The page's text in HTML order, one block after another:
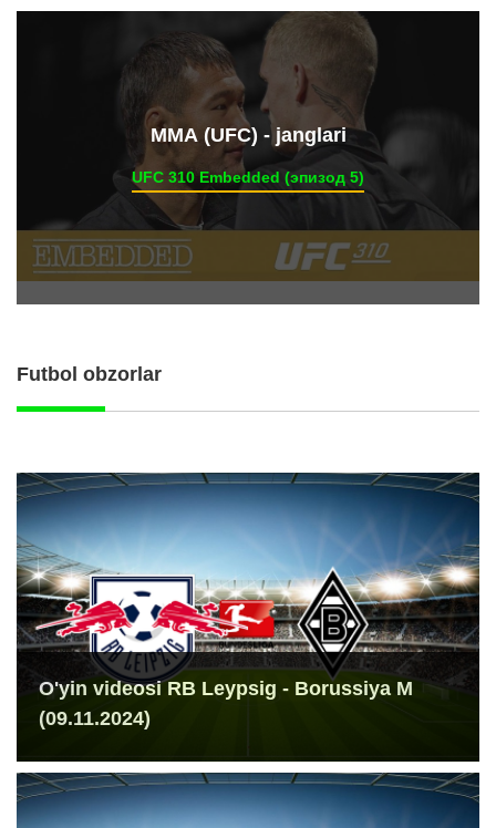
ММА (UFC) - janglari
UFC 310 Embedded (эпизод 5)
Futbol obzorlar
O'yin videosi RB Leypsig - Borussiya M
(09.11.2024)